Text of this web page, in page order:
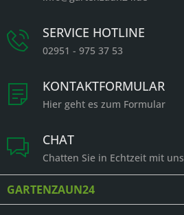
SERVICE HOTLINE
02951 - 975 37 53
KONTAKTFORMULAR
Hier geht es zum Formular
CHAT
Chatten Sie in Echtzeit mit uns
GARTENZAUN24